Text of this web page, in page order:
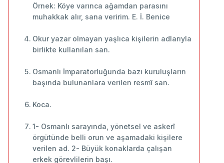
Örnek: Köye varınca ağamdan parasını
muhakkak alır, sana veririm. E. İ. Benice
Okur yazar olmayan yaşlıca kişilerin adlarıyla
birlikte kullanılan san.
Osmanlı İmparatorluğunda bazı kuruluşların
başında bulunanlara verilen resmî san.
Koca.
1- Osmanlı sarayında, yönetsel ve askerî
örgütünde belli orun ve aşamadaki kişilere
verilen ad. 2- Büyük konaklarda çalışan
erkek görevlilerin başı.